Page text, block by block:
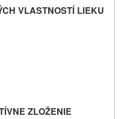
VLASTNOSTÍ LIEKU
ZLOŽENIE